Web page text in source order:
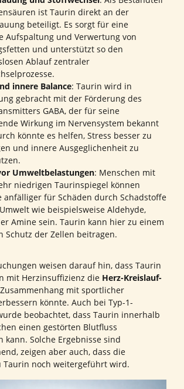
ist Taurin direkt an der
beteiligt. Es sorgt für eine
Aufspaltung und Verwertung von
und unterstützt so den
Ablauf zentraler
innere Balance: Taurin wird in
gebracht mit der Förderung des
GABA, der für seine
Wirkung im Nervensystem bekannt
könnte es helfen, Stress besser zu
und innere Ausgeglichenheit zu
Umweltbelastungen: Menschen mit
niedrigen Taurinspiegel können
anfälliger für Schäden durch Schadstoffe
wie beispielsweise Aldehyde,
Amine sein. Taurin kann hier zu einem
Schutz der Zellen beitragen.
weisen darauf hin, dass Taurin
mit Herzinsuffizienz die Herz-Kreislauf-
mit sportlicher
könnte. Auch bei Typ-1-
beobachtet, dass Taurin innerhalb
einen gestörten Blutfluss
kann. Solche Ergebnisse sind
zeigen aber auch, dass die
Taurin noch weitergeführt wird.